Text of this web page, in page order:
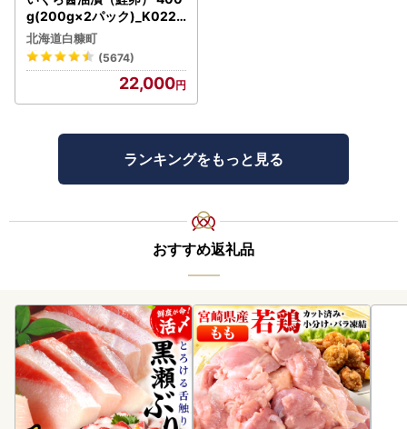
g(200g×2パック)_K022-
1676
北海道白糠町
(5674)
22,000
ランキングをもっと見る
おすすめ返礼品